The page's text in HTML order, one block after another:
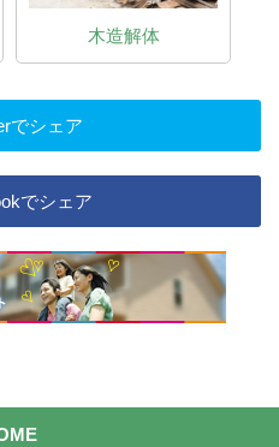
木造解体
でシェア
でシェア